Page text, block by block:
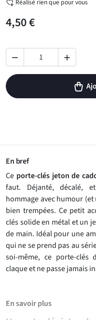
Réalisé rien que pour vous
4,50 €
 
En bref
Ce porte-clés jeton de
faut. Déjanté, décalé,
hommage avec humour
bien trempées. Ce petit
clés solide en métal et un
de main. Idéal pour une
qui ne se prend pas au
soi-même, ce porte-
claque et ne passe jamais
En savoir plus